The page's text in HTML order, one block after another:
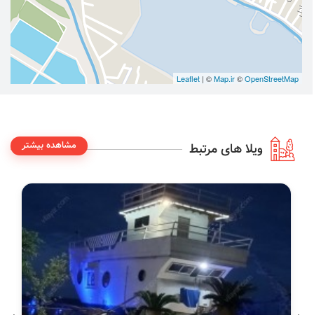
Leaflet | ©Map.ir©OpenStreetMap
ویلا های مرتبط مشاهده بیشتر